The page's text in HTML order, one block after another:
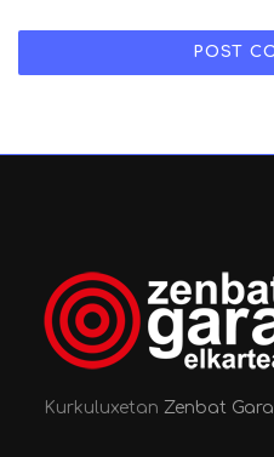
KurkuluxetanZenbat Gara